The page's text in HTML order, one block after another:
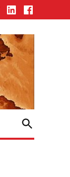
Linked-Facebook
Open
Search